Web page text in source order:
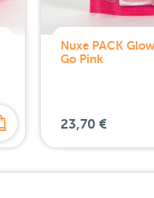
Nuxe PACK
Go Pink
23,70 €